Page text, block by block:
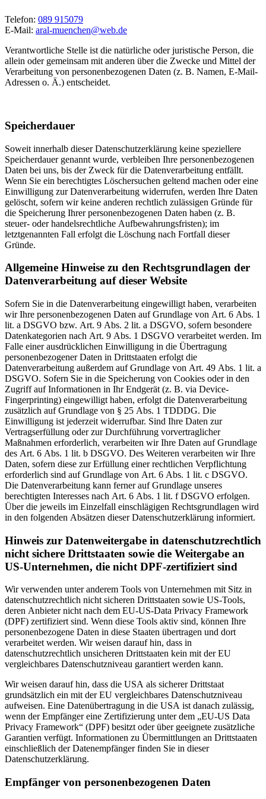
Telefon: 089 915079
E-Mail: aral-muenchen@web.de
Verantwortliche Stelle ist die natürliche oder juristische Person, die
allein oder gemeinsam mit anderen über die Zwecke und Mittel der
Verarbeitung von personenbezogenen Daten (z. B. Namen, E-Mail-
Adressen o. Ä.) entscheidet.
Speicherdauer
Soweit innerhalb dieser Datenschutzerklärung keine speziellere
Speicherdauer genannt wurde, verbleiben Ihre personenbezogenen
Daten bei uns, bis der Zweck für die Datenverarbeitung entfällt.
Wenn Sie ein berechtigtes Löschersuchen geltend machen oder eine
Einwilligung zur Datenverarbeitung widerrufen, werden Ihre Daten
gelöscht, sofern wir keine anderen rechtlich zulässigen Gründe für
die Speicherung Ihrer personenbezogenen Daten haben (z. B.
steuer- oder handelsrechtliche Aufbewahrungsfristen); im
letztgenannten Fall erfolgt die Löschung nach Fortfall dieser
Gründe.
Allgemeine Hinweise zu den Rechtsgrundlagen der
Datenverarbeitung auf dieser Website
Sofern Sie in die Datenverarbeitung eingewilligt haben, verarbeiten
wir Ihre personenbezogenen Daten auf Grundlage von Art. 6 Abs. 1
lit. a DSGVO bzw. Art. 9 Abs. 2 lit. a DSGVO, sofern besondere
Datenkategorien nach Art. 9 Abs. 1 DSGVO verarbeitet werden. Im
Falle einer ausdrücklichen Einwilligung in die Übertragung
personenbezogener Daten in Drittstaaten erfolgt die
Datenverarbeitung außerdem auf Grundlage von Art. 49 Abs. 1 lit. a
DSGVO. Sofern Sie in die Speicherung von Cookies oder in den
Zugriff auf Informationen in Ihr Endgerät (z. B. via Device-
Fingerprinting) eingewilligt haben, erfolgt die Datenverarbeitung
zusätzlich auf Grundlage von § 25 Abs. 1 TDDDG. Die
Einwilligung ist jederzeit widerrufbar. Sind Ihre Daten zur
Vertragserfüllung oder zur Durchführung vorvertraglicher
Maßnahmen erforderlich, verarbeiten wir Ihre Daten auf Grundlage
des Art. 6 Abs. 1 lit. b DSGVO. Des Weiteren verarbeiten wir Ihre
Daten, sofern diese zur Erfüllung einer rechtlichen Verpflichtung
erforderlich sind auf Grundlage von Art. 6 Abs. 1 lit. c DSGVO.
Die Datenverarbeitung kann ferner auf Grundlage unseres
berechtigten Interesses nach Art. 6 Abs. 1 lit. f DSGVO erfolgen.
Über die jeweils im Einzelfall einschlägigen Rechtsgrundlagen wird
in den folgenden Absätzen dieser Datenschutzerklärung informiert.
Hinweis zur Datenweitergabe in datenschutzrechtlich
nicht sichere Drittstaaten sowie die Weitergabe an
US-Unternehmen, die nicht DPF-zertifiziert sind
Wir verwenden unter anderem Tools von Unternehmen mit Sitz in
datenschutzrechtlich nicht sicheren Drittstaaten sowie US-Tools,
deren Anbieter nicht nach dem EU-US-Data Privacy Framework
(DPF) zertifiziert sind. Wenn diese Tools aktiv sind, können Ihre
personenbezogene Daten in diese Staaten übertragen und dort
verarbeitet werden. Wir weisen darauf hin, dass in
datenschutzrechtlich unsicheren Drittstaaten kein mit der EU
vergleichbares Datenschutzniveau garantiert werden kann.
Wir weisen darauf hin, dass die USA als sicherer Drittstaat
grundsätzlich ein mit der EU vergleichbares Datenschutzniveau
aufweisen. Eine Datenübertragung in die USA ist danach zulässig,
wenn der Empfänger eine Zertifizierung unter dem „EU-US Data
Privacy Framework“ (DPF) besitzt oder über geeignete zusätzliche
Garantien verfügt. Informationen zu Übermittlungen an Drittstaaten
einschließlich der Datenempfänger finden Sie in dieser
Datenschutzerklärung.
Empfänger von personenbezogenen Daten